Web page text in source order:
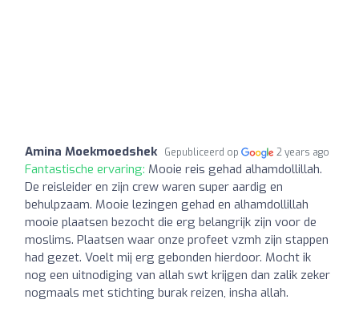
Amina Moekmoedshek Gepubliceerd op 2 years ago
Fantastische ervaring: Mooie reis gehad alhamdollillah.
De reisleider en zijn crew waren super aardig en
behulpzaam. Mooie lezingen gehad en alhamdollillah
mooie plaatsen bezocht die erg belangrijk zijn voor de
moslims. Plaatsen waar onze profeet vzmh zijn stappen
had gezet. Voelt mij erg gebonden hierdoor. Mocht ik
nog een uitnodiging van allah swt krijgen dan zalik zeker
nogmaals met stichting burak reizen, insha allah.